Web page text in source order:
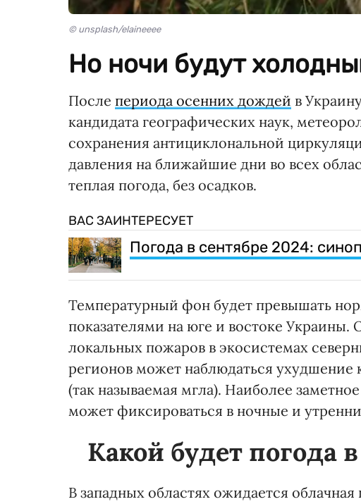
© unsplash/elaineeee
Но ночи будут
После периода осенних дождей в
кандидата географических наук,
сохранения антициклональной
давления на ближайшие дни во всех
теплая погода, без осадков.
ВАС ЗАИНТЕРЕСУЕТ
Погода в сентябре 2024:
Температурный фон будет превышать
показателями на юге и востоке Украины.
локальных пожаров в экосистемах
регионов может наблюдаться ухудшение
(так называемая мгла). Наиболее
может фиксироваться в ночные и
Какой будет погода
В западных областях ожидается